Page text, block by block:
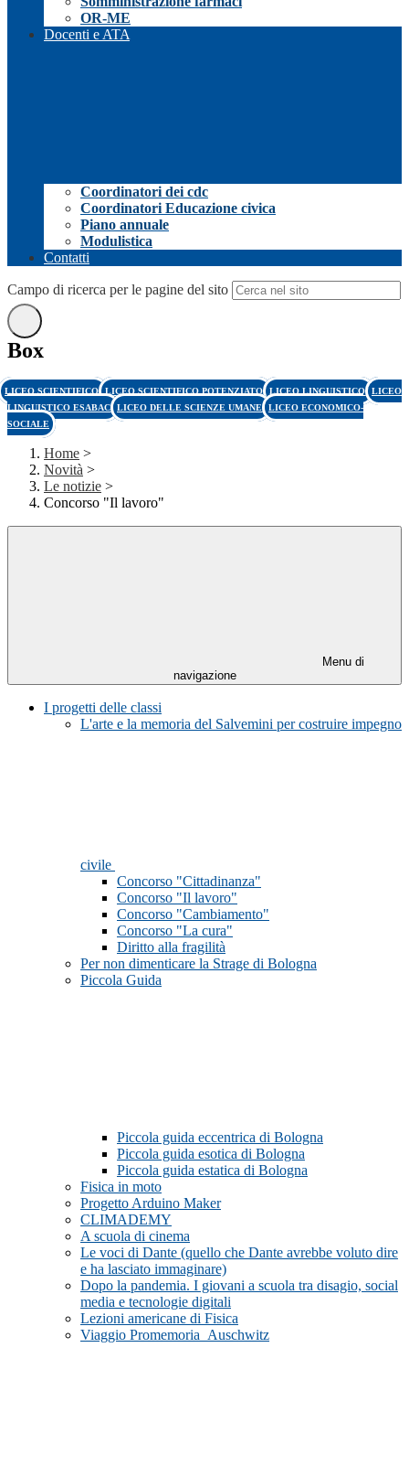
OR-ME
Docenti e ATA
Coordinatori dei cdc
Coordinatori Educazione civica
Piano annuale
Modulistica
Contatti
Campo di ricerca per le pagine del sito
Box
LICEO SCIENTIFICO LICEO SCIENTIFICO POTENZIATO LICEO LINGUISTICO LICEO
LINGUISTICO ESABAC LICEO DELLE SCIENZE UMANE LICEO ECONOMICO-
SOCIALE
Home >
Novità >
Le notizie >
Concorso "Il lavoro"
Menu di
navigazione
I progetti delle classi
L'arte e la memoria del Salvemini per costruire impegno
civile
Concorso "Cittadinanza"
Concorso "Il lavoro"
Concorso "Cambiamento"
Concorso "La cura"
Diritto alla fragilità
Per non dimenticare la Strage di Bologna
Piccola Guida
Piccola guida eccentrica di Bologna
Piccola guida esotica di Bologna
Piccola guida estatica di Bologna
Fisica in moto
Progetto Arduino Maker
CLIMADEMY
A scuola di cinema
Le voci di Dante (quello che Dante avrebbe voluto dire
e ha lasciato immaginare)
Dopo la pandemia. I giovani a scuola tra disagio, social
media e tecnologie digitali
Lezioni americane di Fisica
Viaggio Promemoria_Auschwitz